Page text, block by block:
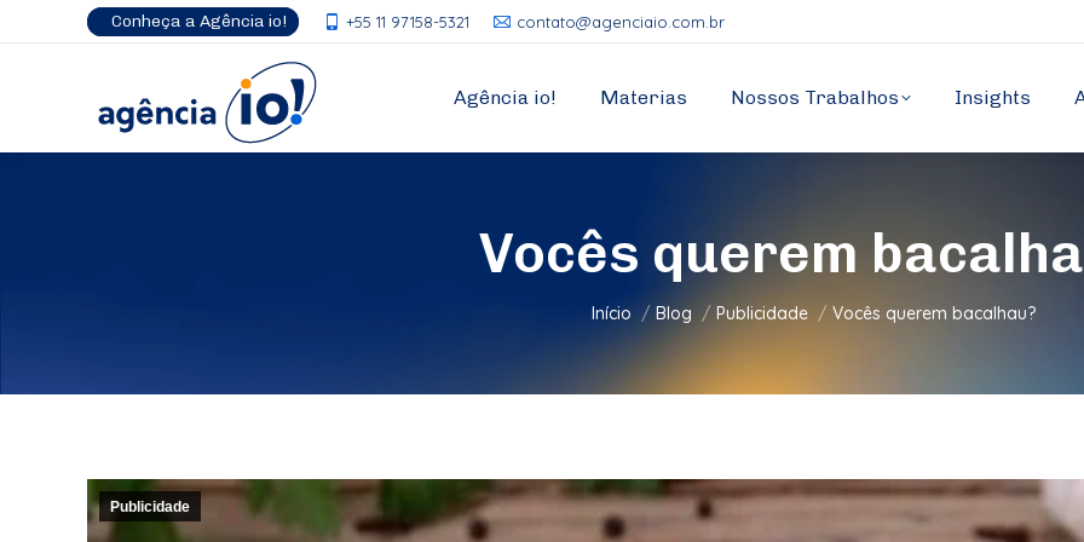
Conheça a Agência io! +55 11 97158-5321 contato@agenciaio.com.br
Agência io! Materias Nossos Trabalhos Insights
Vocês querem
Você está aqui:
Início Blog Publicidade Vocês querem bacalhau?
Publicidade